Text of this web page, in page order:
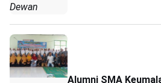
Dewan
Alumni SMA